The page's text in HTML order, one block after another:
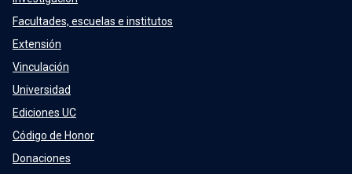
Facultades, escuelas e institutos
Extensión
Vinculación
Universidad
Ediciones UC
Código de Honor
Donaciones